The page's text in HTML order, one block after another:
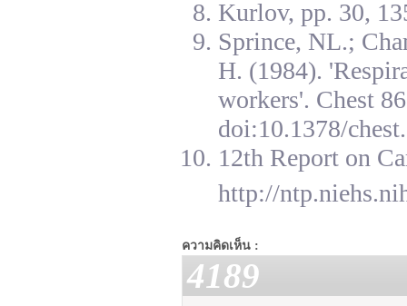
Kurlov, pp. 30,
Sprince, NL.;
H. (1984).
workers'. Chest
doi:10.1378/
12th Report on
http://
ความคิดเห็น :
4189